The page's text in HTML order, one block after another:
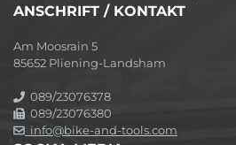
ANSCHRIFT / KONTAKT
Am Moosrain 5
85652 Pliening-Landsham
089/23076378
089/23076380
info@bike-and-tools.com